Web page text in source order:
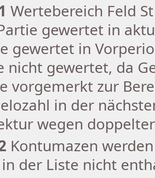
Wertebereich Feld
gewertet in
gewertet in
nicht gewertet, da
vorgemerkt zur
in der
wegen
Kontumazen
der Liste nicht